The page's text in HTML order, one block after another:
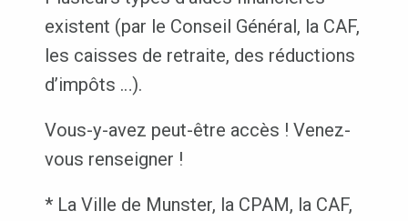
existent (par le Conseil Général, la CAF,
les caisses de retraite, des réductions
d’impôts …).
Vous-y-avez peut-être accès ! Venez-
vous renseigner !
* La Ville de Munster, la CPAM, la CAF,